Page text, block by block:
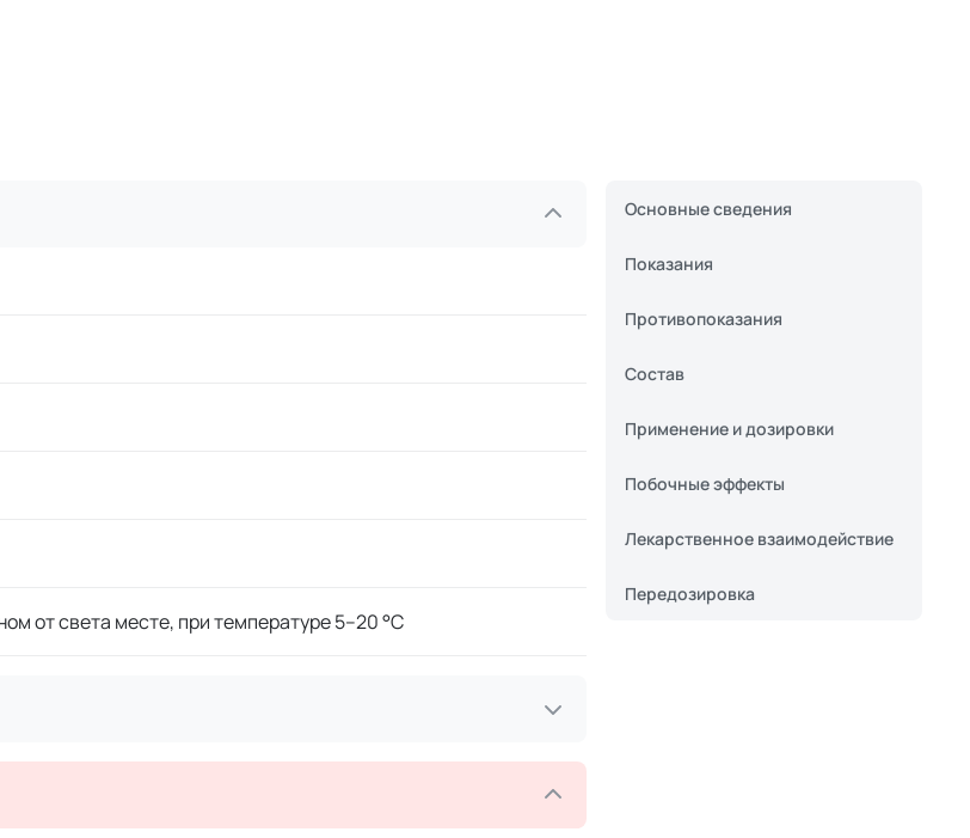
от света месте, при температуре 5–20 °C
Основные сведения
Показания
Противопоказания
Состав
Применение и дозировки
Побочные эффекты
Лекарственное взаимодействие
Передозировка